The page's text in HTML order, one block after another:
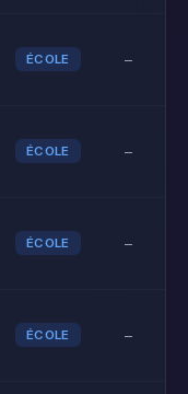
ÉCOLE –
ÉCOLE –
ÉCOLE –
ÉCOLE –